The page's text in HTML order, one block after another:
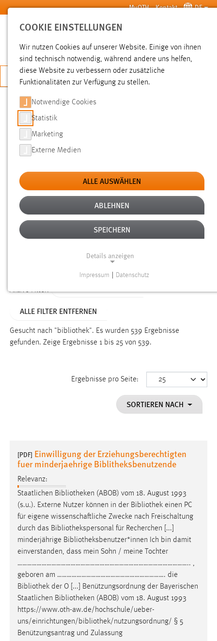
Zum Hauptinhalt springen MyOTH Kontakt DE
SUCHE
JETZT BEWERBEN
SUCHE
FILTER
Typ
Erstellungsdatum
Alter
Aktive Filter:
ALLE FILTER ENTFERNEN
Gesucht nach "bibliothek". Es wurden 539 Ergebnisse
gefunden. Zeige Ergebnisse 1 bis 25 von 539.
Ergebnisse pro Seite:
SORTIEREN NACH
[PDF] Einwilligung der Erziehungsberechtigten
fuer minderjaehrige Biblitheksbenutzende
Relevanz:
Staatlichen Bibliotheken (ABOB) vom 18. August 1993
(s.u.). Externe Nutzer können in der Bibliothek einen PC
für eigene wissenschaftliche Zwecke nach Freischaltung
durch das Bibliothekspersonal für Recherchen [...]
minderjährige Bibliotheksbenutzer*innen Ich bin damit
einverstanden, dass mein Sohn / meine Tochter
…………………………………………………………………………………………….. ,
geboren am …………………………………………………………. die
Bibliothek der O [...] Benützungsordnung der Bayerischen
Staatlichen Bibliotheken (ABOB) vom 18. August 1993
https://www.oth-aw.de/hochschule/ueber-
uns/einrichtungen/bibliothek/nutzungsordnung/ § 5
Benützungsantrag und Zulassung
COOKIE EINSTELLUNGEN
Wir nutzen Cookies auf unserer Website. Einige von ihnen
sind technisch notwendig, während andere uns helfen,
diese Website zu verbessern oder zusätzliche
Funktionalitäten zur Verfügung zu stellen.
Notwendige Cookies
Statistik
Marketing
Externe Medien
ALLE AUSWÄHLEN
ABLEHNEN
SPEICHERN
Details anzeigen
Funktionen und sind für die einwandfreie Funktion der
Einverständnis
cookie_consent
Dieser Cookie speichert die ausgewählten Einverständnis-
Performance
Name:
staticfilecache
Zweck:
Für performante Seitenauslieferung wird in diesem Cookie
gespeichert, ob man eingeloggt ist.
Sprachpräferenz
Name:
site-language-preference
Zweck:
Das Cookie speichert die gewählte Sprache der Website.
Impressum Datenschutz